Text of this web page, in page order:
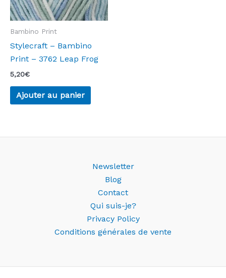
Bambino Print
Stylecraft – Bambino
Print – 3762 Leap Frog
5,20€
Ajouter au panier
Newsletter
Blog
Contact
Qui suis-je?
Privacy Policy
Conditions générales de vente